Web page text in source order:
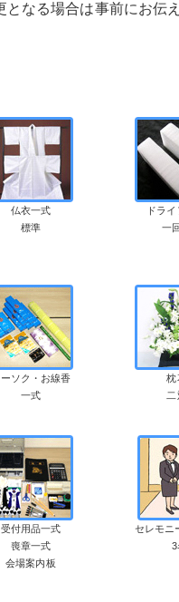
となる場合は事前にお伝
仏衣一式
標準
ドラ
一
ーソク・お線香
一式
枕
二
受付用品一式
喪章一式
会場案内板
セレモニ
3